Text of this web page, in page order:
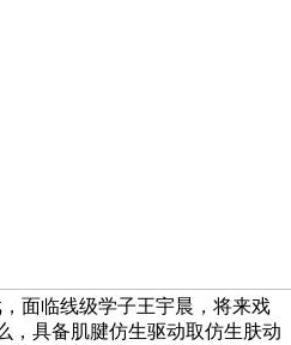
面临线级学子王宇晨，将来戏
，具备肌腱仿生驱动取仿生肤动